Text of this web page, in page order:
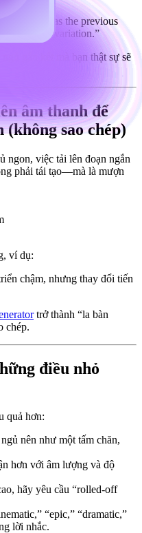
space as the previous
minimal variation.”
gắn kết mà bạn thật sự sẽ
âm thanh để
(không sao chép)
ngon, việc tải lên đoạn ngắn
phải tái tạo—mà là mượn
ví dụ:
chậm, nhưng thay đổi tiến
trở thành “la bàn
chép.
điều nhỏ
quả hơn:
nên như một tấm chăn,
hơn với âm lượng và độ
hãy yêu cầu “rolled-off
“epic,” “dramatic,”
lời nhắc.